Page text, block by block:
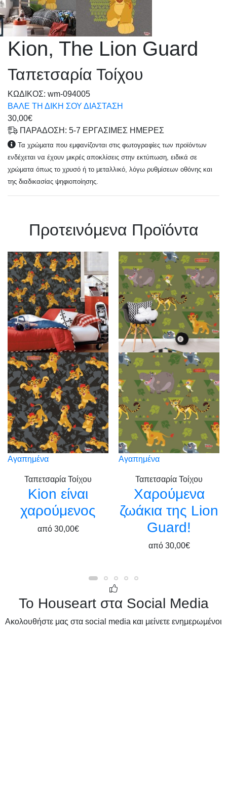
Kion, The Lion Guard
Ταπετσαρία Τοίχου
KΩΔΙΚΟΣ: wm-094005
ΒΑΛΕ ΤΗ ΔΙΚΗ ΣΟΥ ΔΙΑΣΤΑΣΗ
30,00€
ΠΑΡΑΔΟΣΗ: 5-7 ΕΡΓΑΣΙΜΕΣ ΗΜΕΡΕΣ
Τα χρώματα που εμφανίζονται στις φωτογραφίες των προϊόντων
ενδέχεται να έχουν μικρές αποκλίσεις στην εκτύπωση, ειδικά σε
χρώματα όπως το χρυσό ή το μεταλλικό, λόγω ρυθμίσεων οθόνης και
της διαδικασίας ψηφιοποίησης.
Πρoτεινόμενα Προϊόντα
Αγαπημένα
Ταπετσαρία Τοίχου
Kion είναι
χαρούμενος
από 30,00€
Αγαπημένα
Ταπετσαρία Τοίχου
Χαρούμενα
ζωάκια της Lion
Guard!
από 30,00€
Το Houseart στα Social Media
Ακολουθήστε μας στα social media και μείνετε ενημερωμένοι